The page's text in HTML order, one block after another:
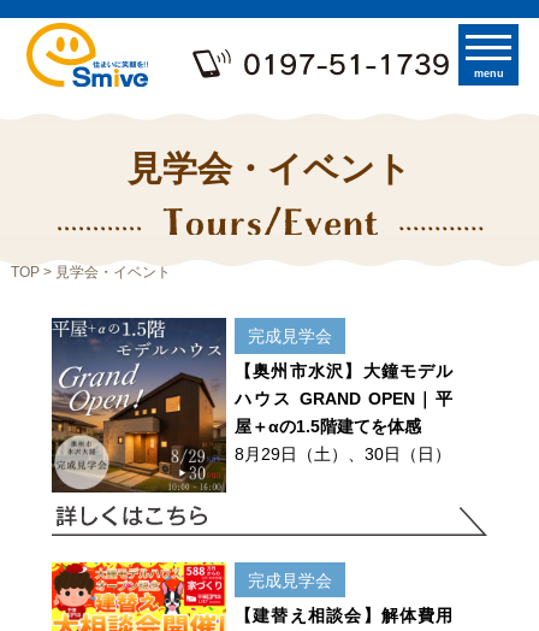
menu
見学会・イベント
TOP> 見学会・イベント
完成見学会
【奥州市水沢】大鐘モデル
ハウス GRAND OPEN｜平
屋＋αの1.5階建てを体感
8月29日（土）、30日（日）
完成見学会
【建替え相談会】解体費用